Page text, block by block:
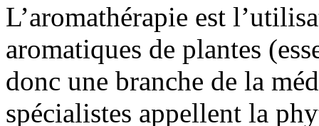
L’aromathérapie est
aromatiques de plantes
donc une branche de la
spécialistes appellent la